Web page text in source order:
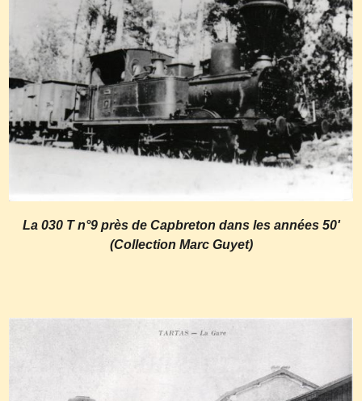
La 030 T n°9 près de Capbreton dans les années 50'
(Collection Marc Guyet)